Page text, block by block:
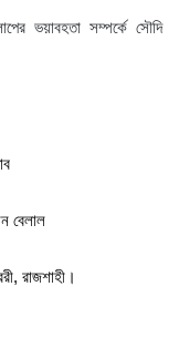
ভয়াবহতা সম্পর্কে সৌদি
বেলাল
রাজশাহী।